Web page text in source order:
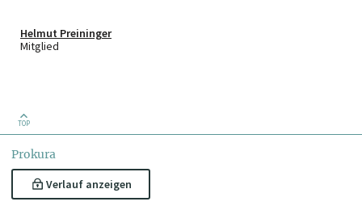
Helmut Preininger
Mitglied
TOP
Prokura
Verlauf anzeigen